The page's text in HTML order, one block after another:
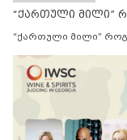
“ქართული მილი”
“ქართული მილი”